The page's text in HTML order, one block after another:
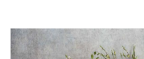
variations.
Les
options